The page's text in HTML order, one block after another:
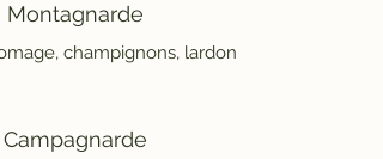
Montagnarde
champignons, lardon
Campagnarde